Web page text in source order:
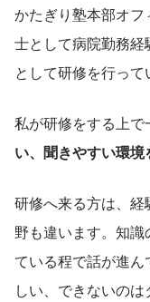
かたぎり塾本部オ
士として病院勤務経
として研修を行って
私が研修をする上
い、聞きやすい環境
研修へ来る方は、
野も違います。知
ている程で話が進
しい、できないの